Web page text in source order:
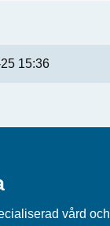
15:36
vård och